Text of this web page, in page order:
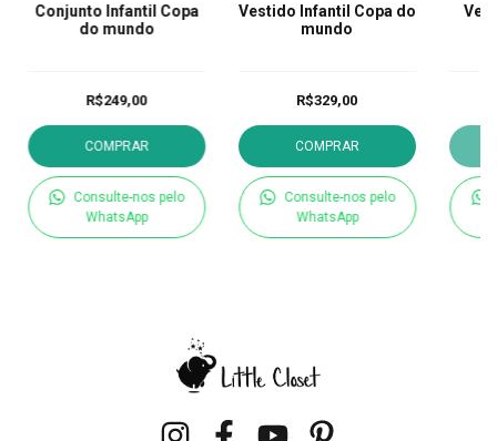
Conjunto Infantil Copa
do mundo
R$249,00
COMPRAR
Consulte-nos pelo
WhatsApp
Vestido Infantil Copa do
mundo
R$329,00
COMPRAR
Consulte-nos pelo
WhatsApp